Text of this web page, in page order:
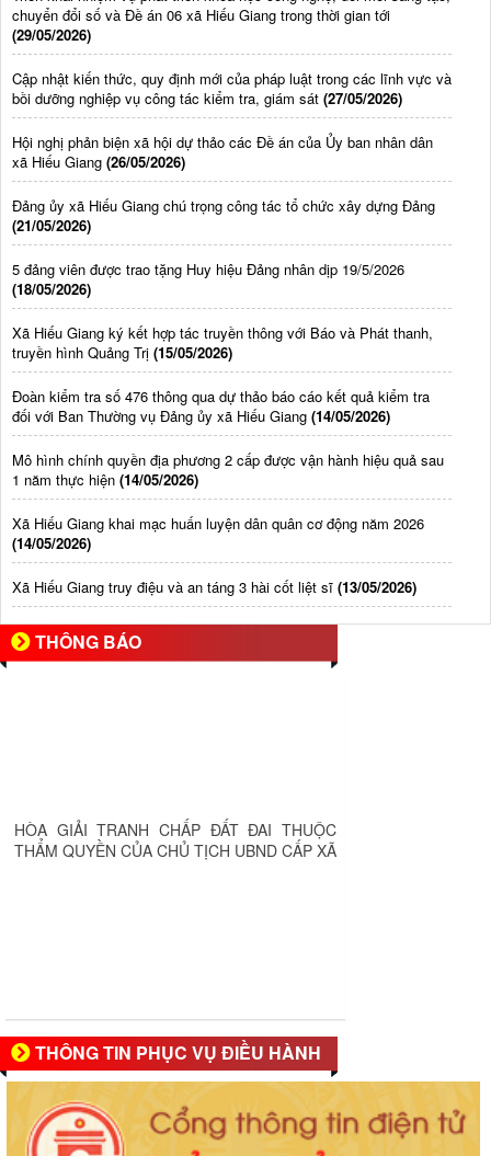
chuyển đổi số và Đề án 06 xã Hiếu Giang trong thời gian tới
(29/05/2026)
Cập nhật kiến thức, quy định mới của pháp luật trong các lĩnh vực và
bồi dưỡng nghiệp vụ công tác kiểm tra, giám sát (27/05/2026)
Hội nghị phản biện xã hội dự thảo các Đề án của Ủy ban nhân dân
xã Hiếu Giang (26/05/2026)
Đảng ủy xã Hiếu Giang chú trọng công tác tổ chức xây dựng Đảng
(21/05/2026)
5 đảng viên được trao tặng Huy hiệu Đảng nhân dịp 19/5/2026
(18/05/2026)
Xã Hiếu Giang ký kết hợp tác truyền thông với Báo và Phát thanh,
truyền hình Quảng Trị (15/05/2026)
Đoàn kiểm tra số 476 thông qua dự thảo báo cáo kết quả kiểm tra
đối với Ban Thường vụ Đảng ủy xã Hiếu Giang (14/05/2026)
Mô hình chính quyền địa phương 2 cấp được vận hành hiệu quả sau
1 năm thực hiện (14/05/2026)
Xã Hiếu Giang khai mạc huấn luyện dân quân cơ động năm 2026
(14/05/2026)
Xã Hiếu Giang truy điệu và an táng 3 hài cốt liệt sĩ (13/05/2026)
THÔNG BÁO
THẨM QUYỀN CỦA CHỦ TỊCH UBND CẤP XÃ
THÔNG TIN PHỤC VỤ ĐIỀU HÀNH